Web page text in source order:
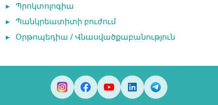
▸ Պրոկտոլոգիա
▸ Պանկրեատիտի բուժում
▸ Օրթոպեդիա / Վնասվածքաբանություն